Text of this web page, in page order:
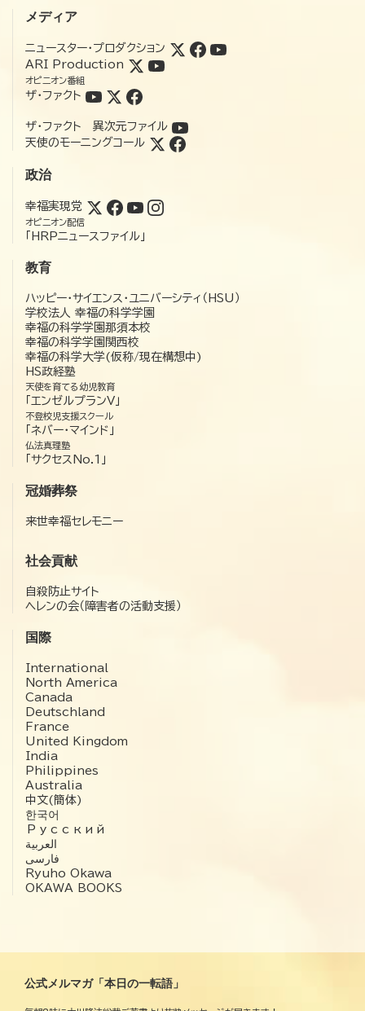
メディア
ニュースター・プロダクション
ARI Production
オピニオン番組
ザ・ファクト
ザ・ファクト 異次元ファイル
天使のモーニングコール
政治
幸福実現党
オピニオン配信
「HRPニュースファイル」
教育
ハッピー・サイエンス・ユニバーシティ（HSU）
学校法人 幸福の科学学園
幸福の科学学園那須本校
幸福の科学学園関西校
幸福の科学大学(仮称/現在構想中)
HS政経塾
天使を育てる幼児教育
「エンゼルプランV」
不登校児支援スクール
「ネバー・マインド」
仏法真理塾
「サクセスNo.1」
冠婚葬祭
来世幸福セレモニー
社会貢献
自殺防止サイト
ヘレンの会（障害者の活動支援）
国際
International
North America
Canada
Deutschland
France
United Kingdom
India
Philippines
Australia
中文(簡体)
한국어
Русский
العربية‏
فارسی
Ryuho Okawa
OKAWA BOOKS
公式メルマガ「本日の一転語」